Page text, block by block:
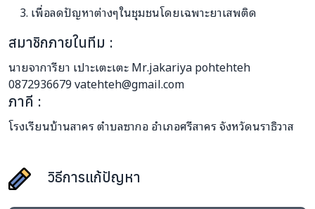
เพื่อลดปัญหาต่างๆในชุมชนโดยเฉพาะยาเสพติด
สมาชิกภายในทีม :
นายจาการียา เปาะเตะเตะ Mr.jakariya pohtehteh
0872936679 vatehteh@gmail.com
ภาคี :
โรงเรียนบ้านสาคร ตำบลซากอ อำเภอศรีสาคร จังหวัดนราธิวาส
วิธีการแก้ปัญหา